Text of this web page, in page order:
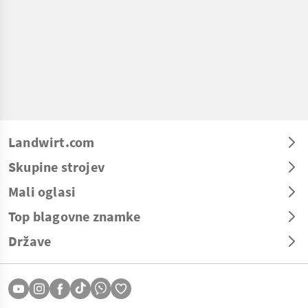
Landwirt.com
Skupine strojev
Mali oglasi
Top blagovne znamke
Države